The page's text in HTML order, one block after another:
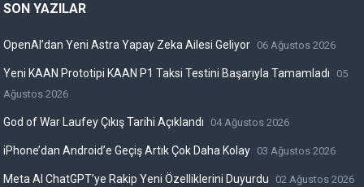
SON YAZILAR
OpenAI’dan Yeni Astra Yapay Zeka Ailesi Geliyor 06 Ağustos 2026
Yeni KAAN Prototipi KAAN P1 Taksi Testini Başarıyla Tamamladı
05
Ağustos 2026
God of War Laufey Çıkış Tarihi Açıklandı 04 Ağustos 2026
iPhone’dan Android’e Geçiş Artık Çok Daha Kolay 03 Ağustos 2026
Meta AI ChatGPT’ye Rakip Yeni Özelliklerini Duyurdu 02 Ağustos 2026